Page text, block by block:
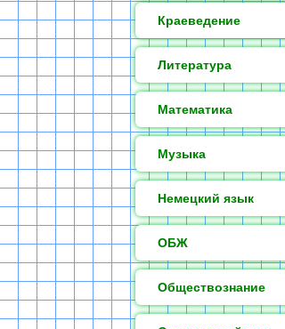
Краеведение
Литература
Математика
Музыка
Немецкий язык
ОБЖ
Обществознание